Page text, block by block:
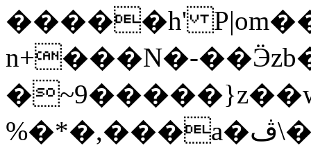
�����h'
n+���N�-
%�*�,���a�ڤ\�{��L